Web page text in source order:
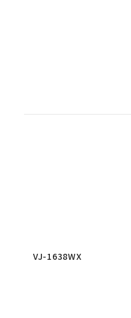
VJ-1638WX